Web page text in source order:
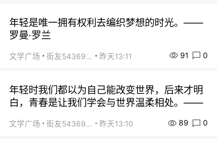
年轻是唯一拥有权利去编织梦想的时光。——
罗曼·罗兰
文学广场 街友54369822 昨天13:11 91 0
年轻时我们都以为自己能改变世界，后来才明
白，青春是让我们学会与世界温柔相处。——
文学广场 街友54369822 昨天13:10 89 0